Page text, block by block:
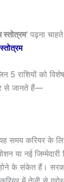
स्तोत्रम’ पढ़ना
5 राशियों को
से जानते हैं—
समय करियर के
या नई
होने के संकेत हैं।